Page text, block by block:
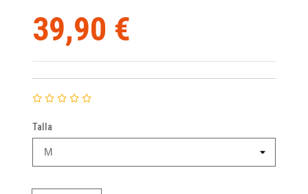
39,90 €
Talla